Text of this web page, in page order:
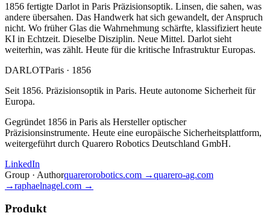
1856 fertigte Darlot in Paris Präzisionsoptik. Linsen, die sahen, was
andere übersahen. Das Handwerk hat sich gewandelt, der Anspruch
nicht. Wo früher Glas die Wahrnehmung schärfte, klassifiziert heute
KI in Echtzeit. Dieselbe Disziplin. Neue Mittel. Darlot sieht
weiterhin, was zählt. Heute für die kritische Infrastruktur Europas.
DARLOTParis · 1856
Seit 1856. Präzisionsoptik in Paris. Heute autonome Sicherheit für
Europa.
Gegründet 1856 in Paris als Hersteller optischer
Präzisionsinstrumente. Heute eine europäische Sicherheitsplattform,
weitergeführt durch Quarero Robotics Deutschland GmbH.
LinkedIn
Group · Authorquarerorobotics.com →quarero-ag.com
→raphaelnagel.com →
Produkt